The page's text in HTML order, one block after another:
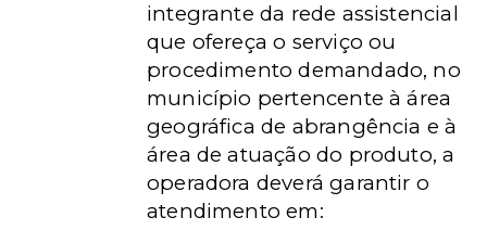
integrante da rede assistencial
que ofereça o serviço ou
procedimento demandado, no
município pertencente à área
geográfica de abrangência e à
área de atuação do produto, a
operadora deverá garantir o
atendimento em: